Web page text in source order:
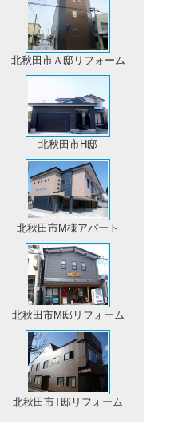
北秋田市Ａ邸リフォーム
北秋田市H邸
北秋田市M様アパート
北秋田市M邸リフォーム
北秋田市T邸リフォーム